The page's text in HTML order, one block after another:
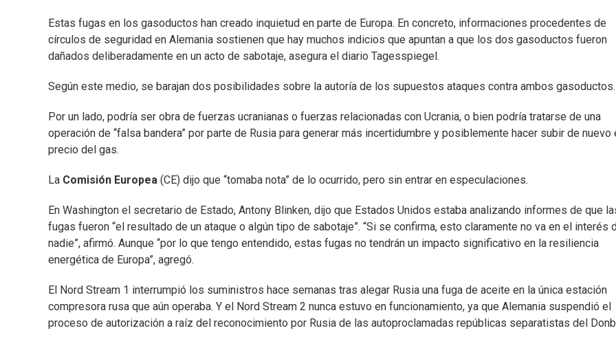
Estas fugas en los gasoductos han creado inquietud en parte de Europa. En concreto, informaciones procedentes de
círculos de seguridad en Alemania sostienen que hay muchos indicios que apuntan a que los dos gasoductos fueron
dañados deliberadamente en un acto de sabotaje, asegura el diario Tagesspiegel.
Según este medio, se barajan dos posibilidades sobre la autoría de los supuestos ataques contra ambos gasoductos.
Por un lado, podría ser obra de fuerzas ucranianas o fuerzas relacionadas con Ucrania, o bien podría tratarse de una
operación de “falsa bandera” por parte de Rusia para generar más incertidumbre y posiblemente hacer subir de nuevo
precio del gas.
La Comisión Europea (CE) dijo que “tomaba nota” de lo ocurrido, pero sin entrar en especulaciones.
En Washington el secretario de Estado, Antony Blinken, dijo que Estados Unidos estaba analizando informes de que
fugas fueron “el resultado de un ataque o algún tipo de sabotaje”. “Si se confirma, esto claramente no va en el interés
nadie”, afirmó. Aunque “por lo que tengo entendido, estas fugas no tendrán un impacto significativo en la resiliencia
energética de Europa”, agregó.
El Nord Stream 1 interrumpió los suministros hace semanas tras alegar Rusia una fuga de aceite en la única estación
compresora rusa que aún operaba. Y el Nord Stream 2 nunca estuvo en funcionamiento, ya que Alemania suspendió el
proceso de autorización a raíz del reconocimiento por Rusia de las autoproclamadas repúblicas separatistas del